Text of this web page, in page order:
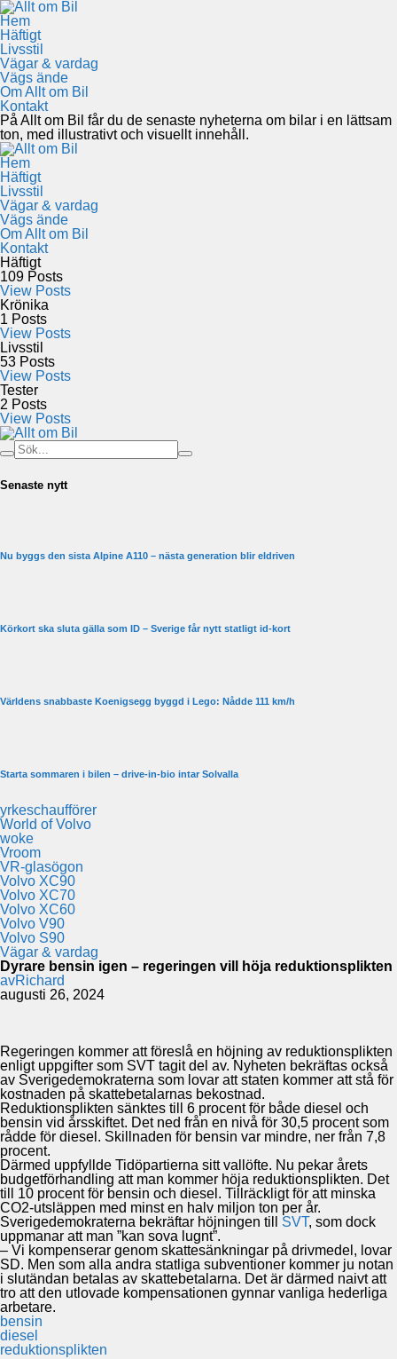
Hem
Häftigt
Livsstil
Vägar & vardag
Vägs ände
Om Allt om Bil
Kontakt
På Allt om Bil får du de senaste nyheterna om bilar i en lättsam
ton, med illustrativt och visuellt innehåll.
Hem
Häftigt
Livsstil
Vägar & vardag
Vägs ände
Om Allt om Bil
Kontakt
Häftigt
109 Posts
View Posts
Krönika
1 Posts
View Posts
Livsstil
53 Posts
View Posts
Tester
2 Posts
View Posts
Senaste nytt
Nu byggs den sista Alpine A110 – nästa generation blir eldriven
Körkort ska sluta gälla som ID – Sverige får nytt statligt id-kort
Världens snabbaste Koenigsegg byggd i Lego: Nådde 111 km/h
Starta sommaren i bilen – drive-in-bio intar Solvalla
yrkeschaufförer
World of Volvo
woke
Vroom
VR-glasögon
Volvo XC90
Volvo XC70
Volvo XC60
Volvo V90
Volvo S90
Vägar & vardag
Dyrare bensin igen – regeringen vill höja reduktionsplikten
avRichard
augusti 26, 2024
Regeringen kommer att föreslå en höjning av reduktionsplikten
enligt uppgifter som SVT tagit del av. Nyheten bekräftas också
av Sverigedemokraterna som lovar att staten kommer att stå för
kostnaden på skattebetalarnas bekostnad.
Reduktionsplikten sänktes till 6 procent för både diesel och
bensin vid årsskiftet. Det ned från en nivå för 30,5 procent som
rådde för diesel. Skillnaden för bensin var mindre, ner från 7,8
procent.
Därmed uppfyllde Tidöpartierna sitt vallöfte. Nu pekar årets
budgetförhandling att man kommer höja reduktionsplikten. Det
till 10 procent för bensin och diesel. Tillräckligt för att minska
CO2-utsläppen med minst en halv miljon ton per år.
Sverigedemokraterna bekräftar höjningen till SVT, som dock
uppmanar att man ”kan sova lugnt”.
– Vi kompenserar genom skattesänkningar på drivmedel, lovar
SD. Men som alla andra statliga subventioner kommer ju notan
i slutändan betalas av skattebetalarna. Det är därmed naivt att
tro att den utlovade kompensationen gynnar vanliga hederliga
arbetare.
bensin
diesel
reduktionsplikten